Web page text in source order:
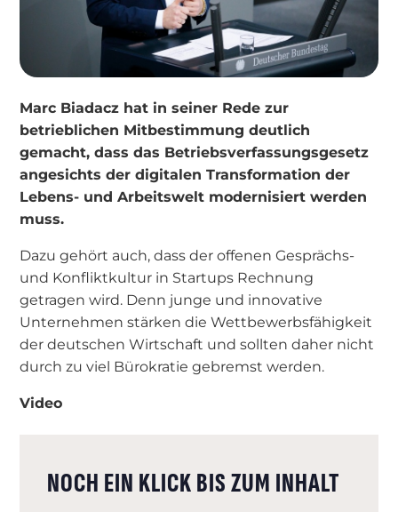
Marc Biadacz hat in seiner Rede zur
betrieblichen Mitbestimmung deutlich
gemacht, dass das Betriebsverfassungsgesetz
angesichts der digitalen Transformation der
Lebens- und Arbeitswelt modernisiert werden
muss.
Dazu gehört auch, dass der offenen Gesprächs-
und Konfliktkultur in Startups Rechnung
getragen wird. Denn junge und innovative
Unternehmen stärken die Wettbewerbsfähigkeit
der deutschen Wirtschaft und sollten daher nicht
durch zu viel Bürokratie gebremst werden.
Video
NOCH EIN KLICK BIS ZUM INHALT